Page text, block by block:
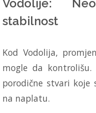
Vodolije:
stabilnost
Kod Vodolija,
mogle da kontrolišu.
porodične stvari koje
na naplatu.